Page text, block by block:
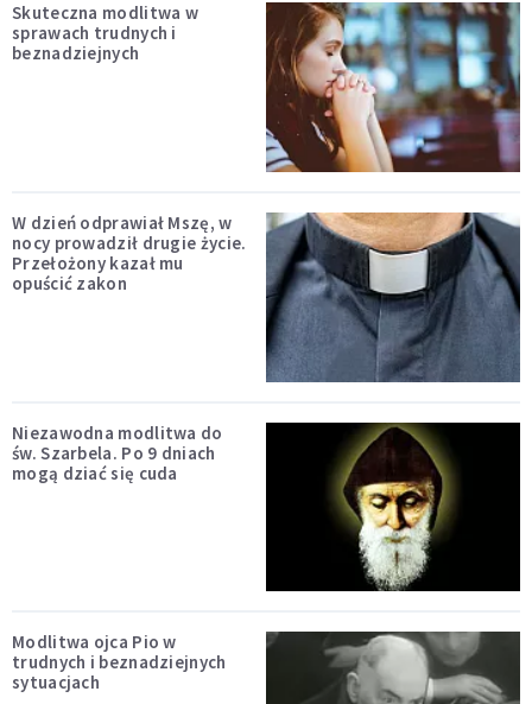
Skuteczna modlitwa w
sprawach trudnych i
beznadziejnych
W dzień odprawiał Mszę, w
nocy prowadził drugie życie.
Przełożony kazał mu
opuścić zakon
Niezawodna modlitwa do
św. Szarbela. Po 9 dniach
mogą dziać się cuda
Modlitwa ojca Pio w
trudnych i beznadziejnych
sytuacjach